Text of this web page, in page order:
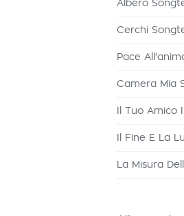
Albero
Cerchi
Pace
Camera Mia
Il Tuo
Il Fine E La
La Misura